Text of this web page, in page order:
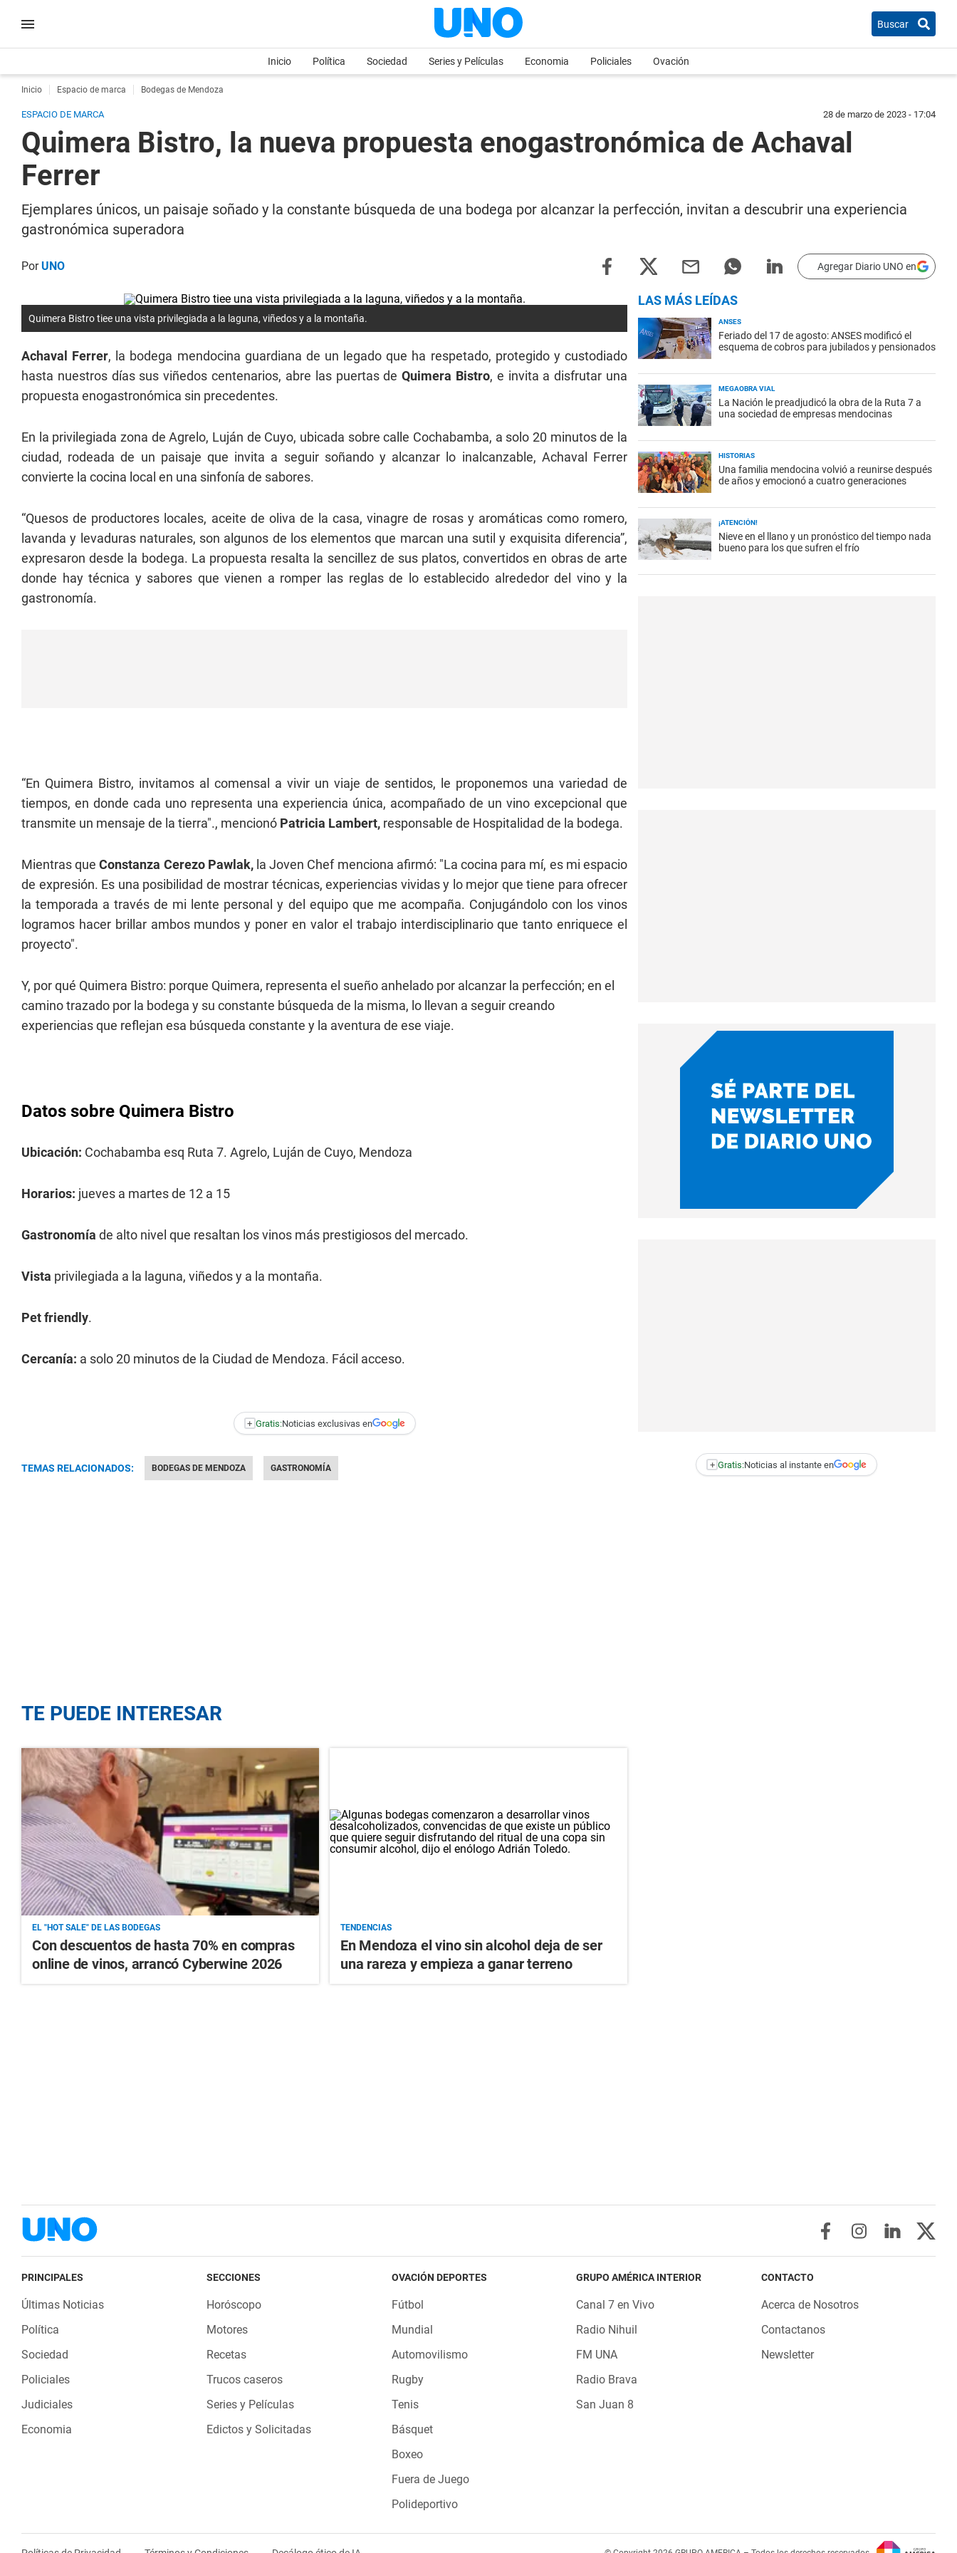
Buscar
Inicio Política Sociedad Series y Películas Economia Policiales Ovación
Inicio Espacio de marca Bodegas de Mendoza
ESPACIO DE MARCA 28 de marzo de 2023 - 17:04
Quimera Bistro, la nueva propuesta enogastronómica de Achaval
Ferrer
Ejemplares únicos, un paisaje soñado y la constante búsqueda de una bodega por alcanzar la perfección, invitan a descubrir una experiencia
gastronómica superadora
PorUNO Agregar Diario UNO en
Quimera Bistro tiee una vista privilegiada a la laguna, viñedos y a la montaña.
Achaval Ferrer, la bodega mendocina guardiana de un legado que ha respetado, protegido y custodiado
hasta nuestros días sus viñedos centenarios, abre las puertas deQuimera Bistro, e invita a disfrutar una
propuesta enogastronómica sin precedentes.
En la privilegiada zona de Agrelo, Luján de Cuyo, ubicada sobre calle Cochabamba, a solo 20 minutos de la
ciudad, rodeada de un paisaje que invita a seguir soñando y alcanzar lo inalcanzable, Achaval Ferrer
convierte la cocina local en una sinfonía de sabores.
“Quesos de productores locales, aceite de oliva de la casa, vinagre de rosas y aromáticas como romero,
lavanda y levaduras naturales, son algunos de los elementos que marcan una sutil y exquisita diferencia”,
expresaron desde la bodega. La propuesta resalta la sencillez de sus platos, convertidos en obras de arte
donde hay técnica y sabores que vienen a romper las reglas de lo establecido alrededor del vino y la
gastronomía.
“En Quimera Bistro, invitamos al comensal a vivir un viaje de sentidos, le proponemos una variedad de
tiempos, en donde cada uno representa una experiencia única, acompañado de un vino excepcional que
transmite un mensaje de la tierra"., mencionó Patricia Lambert, responsable de Hospitalidad de la bodega.
Mientras queConstanza Cerezo Pawlak, la Joven Chef menciona afirmó: "La cocina para mí, es mi espacio
de expresión. Es una posibilidad de mostrar técnicas, experiencias vividas y lo mejor que tiene para ofrecer
la temporada a través de mi lente personal y del equipo que me acompaña. Conjugándolo con los vinos
logramos hacer brillar ambos mundos y poner en valor el trabajo interdisciplinario que tanto enriquece el
proyecto".
Y, por qué Quimera Bistro: porque Quimera, representa el sueño anhelado por alcanzar la perfección; en el
camino trazado por la bodega y su constante búsqueda de la misma, lo llevan a seguir creando
experiencias que reflejan esa búsqueda constante y la aventura de ese viaje.
Datos sobre Quimera Bistro
Ubicación: Cochabamba esq Ruta 7. Agrelo, Luján de Cuyo, Mendoza
Horarios: jueves a martes de 12 a 15
Gastronomía de alto nivel que resaltan los vinos más prestigiosos del mercado.
Vista privilegiada a la laguna, viñedos y a la montaña.
Pet friendly.
Cercanía: a solo 20 minutos de la Ciudad de Mendoza. Fácil acceso.
+ Gratis:Noticias exclusivas en
TEMAS RELACIONADOS: BODEGAS DE MENDOZA GASTRONOMÍA
LAS MÁS LEÍDAS
ANSES
Feriado del 17 de agosto: ANSES modificó el
esquema de cobros para jubilados y pensionados
MEGAOBRA VIAL
La Nación le preadjudicó la obra de la Ruta 7 a
una sociedad de empresas mendocinas
HISTORIAS
Una familia mendocina volvió a reunirse después
de años y emocionó a cuatro generaciones
¡ATENCIÓN!
Nieve en el llano y un pronóstico del tiempo nada
bueno para los que sufren el frío
+ Gratis:Noticias al instante en
TE PUEDE INTERESAR
EL "HOT SALE" DE LAS BODEGAS
Con descuentos de hasta 70% en compras
online de vinos, arrancó Cyberwine 2026
TENDENCIAS
En Mendoza el vino sin alcohol deja de ser
una rareza y empieza a ganar terreno
PRINCIPALES
Últimas Noticias
Política
Sociedad
Policiales
Judiciales
Economia
SECCIONES
Horóscopo
Motores
Recetas
Trucos caseros
Series y Películas
Edictos y Solicitadas
OVACIÓN DEPORTES
Fútbol
Mundial
Automovilismo
Rugby
Tenis
Básquet
Boxeo
Fuera de Juego
Polideportivo
GRUPO AMÉRICA INTERIOR
Canal 7 en Vivo
Radio Nihuil
FM UNA
Radio Brava
San Juan 8
CONTACTO
Acerca de Nosotros
Contactanos
Newsletter